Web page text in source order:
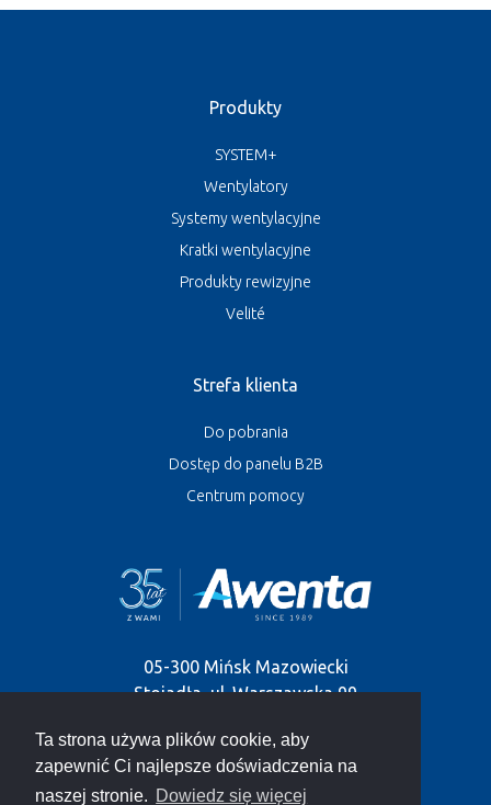
Ta strona używa plików cookie, aby
zapewnić Ci najlepsze doświadczenia na
naszej stronie. Dowiedz się więcej
Produkty
SYSTEM+
Wentylatory
Systemy wentylacyjne
Kratki wentylacyjne
Produkty rewizyjne
Velité
Strefa klienta
Do pobrania
Dostęp do panelu B2B
Centrum pomocy
05-300 Mińsk Mazowiecki
Stojadła, ul. Warszawska 99
tel.+48 25 758-52-52,+48 25 758-93-92
e-mail: info@awenta.pl